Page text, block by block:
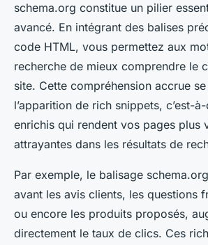
schema.org constitue un pilier
avancé. En intégrant des balises
code HTML, vous permettez aux
recherche de mieux comprendre le
site. Cette compréhension accrue
l’apparition de rich snippets, c’est-
enrichis qui rendent vos pages plus
attrayantes dans les résultats de
Par exemple, le balisage
avant les avis clients, les questions
ou encore les produits proposés,
directement le taux de clics. Ces